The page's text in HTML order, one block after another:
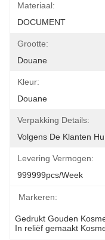
Materiaal:
DOCUMENT
Grootte:
Douane
Kleur:
Douane
Verpakking Details:
Volgens De Klanten
Levering Vermogen:
999999pcs/week
Markeren:
Gedrukt Gouden
In reliëf gemaakt